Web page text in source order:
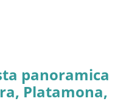
panoramica
Platamona,